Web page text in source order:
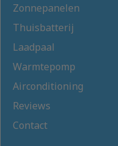
Zonnepanelen
Thuisbatterij
Laadpaal
Warmtepomp
Airconditioning
Reviews
Contact